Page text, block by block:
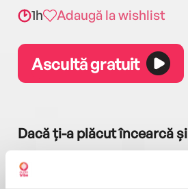
1h Adaugă la wishlist
Ascultă gratuit
Dacă ți-a plăcut încearcă și